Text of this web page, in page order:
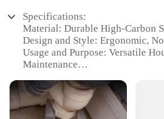
Specifications:
Material: Durable High-Carbon
Design and Style: Ergonomic,
Usage and Purpose: Versatile
Maintenance
Efficiency
Parts and Accessories:
Applicable People: Ideal for DIY